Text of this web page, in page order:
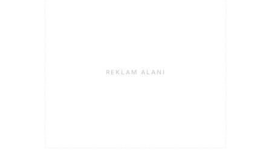
REKLAM ALANI